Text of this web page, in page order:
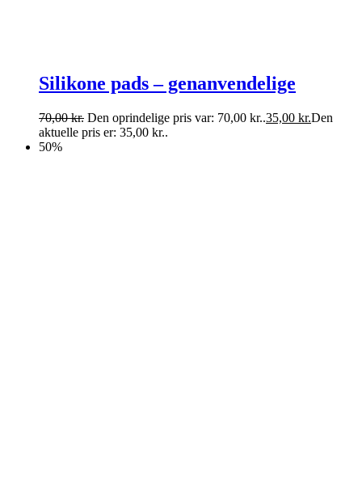
Silikone pads – genanvendelige
70,00kr. Den oprindelige pris var: 70,00 kr..35,00 kr.Den
aktuelle pris er: 35,00 kr..
50%